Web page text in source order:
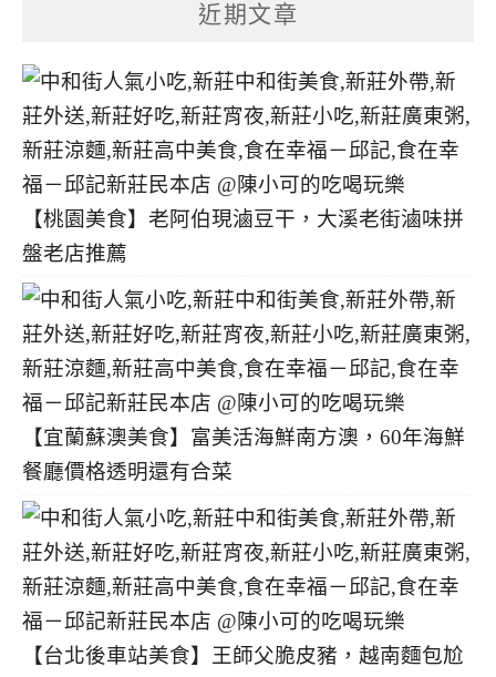
近期文章
【桃園美食】老阿伯現滷豆干，大溪老街滷味拼
盤老店推薦
【宜蘭蘇澳美食】富美活海鮮南方澳，60年海鮮
餐廳價格透明還有合菜
【台北後車站美食】王師父脆皮豬，越南麵包尬